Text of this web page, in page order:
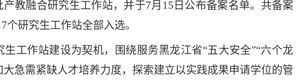
教融合研究生工作站，并于7月15日公布备案名单。共备案
研究生工作站全部入选。
工作站建设为契机，围绕服务黑龙江省“五大安全”“六个龙
急需紧缺人才培养力度，探索建立以实践成果申请学位的管